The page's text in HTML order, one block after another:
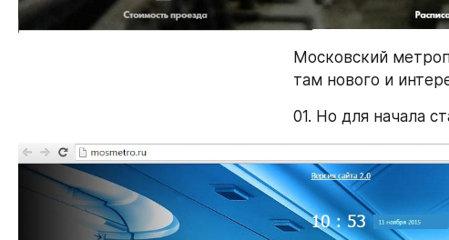
Московский
там нового и
01. Но для начала